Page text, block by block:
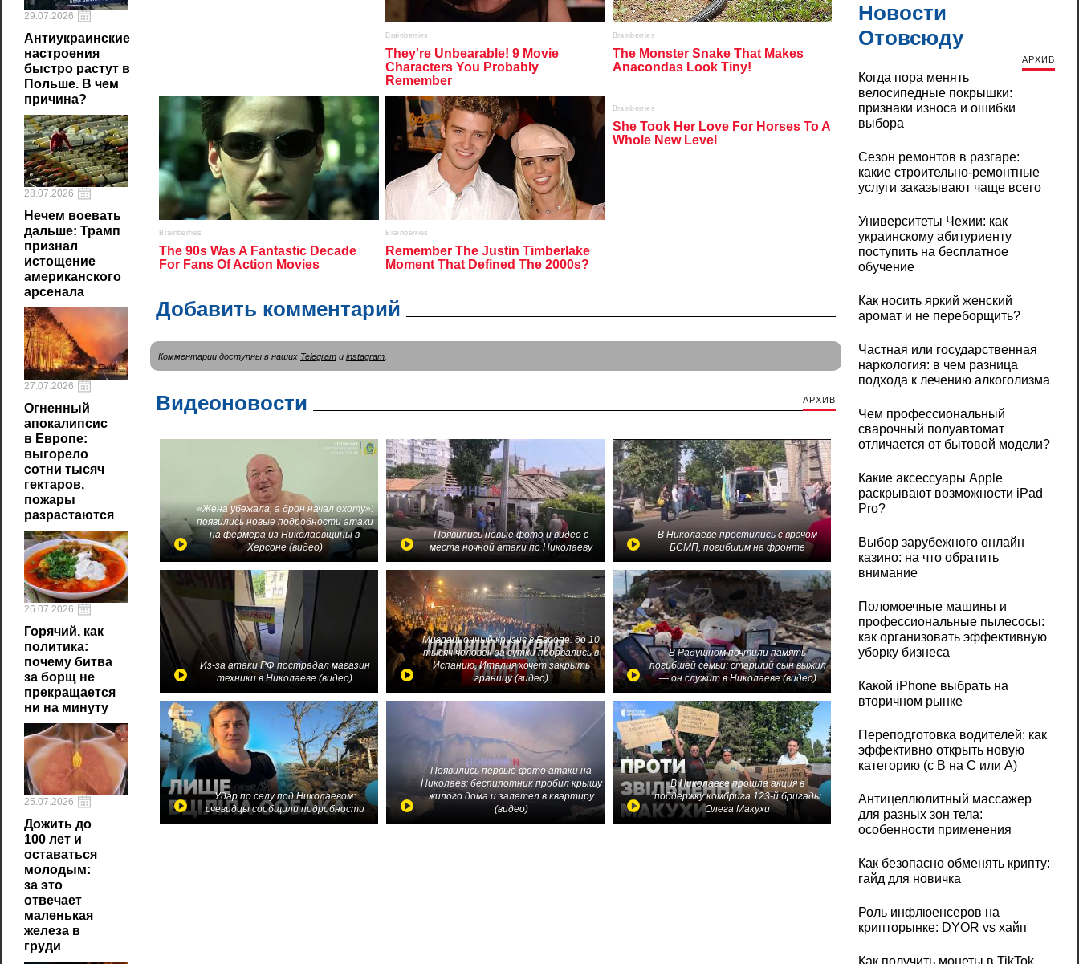
29.07.2026
Антиукраинские
настроения
быстро растут в
Польше. В чем
причина?
28.07.2026
Нечем воевать
дальше: Трамп
признал
истощение
американского
арсенала
27.07.2026
Огненный
апокалипсис
в Европе:
выгорело
сотни тысяч
гектаров,
пожары
разрастаются
26.07.2026
Горячий, как
политика:
почему битва
за борщ не
прекращается
ни на минуту
25.07.2026
Дожить до
100 лет и
оставаться
молодым:
за это
отвечает
маленькая
железа в
груди
Добавить комментарий
Комментарии доступны в наших Telegram и instagram
Видеоновости АРХИВ
«Жена убежала, а дрон начал охоту»:
появились новые подробности атаки
на фермера из Николаевщины в
Херсоне (видео)
Появились новые фото и видео с
места ночной атаки по Николаеву
В Николаеве простились с врачом
БСМП, погибшим на фронте
Из-за атаки РФ пострадал магазин
техники в Николаеве (видео)
Миграционный кризис в Европе: до 10
тысяч человек за сутки прорвались в
Испанию, Италия хочет закрыть
границу (видео)
В Радушном почтили память
погибшей семьи: старший сын выжил
— он служит в Николаеве (видео)
Удар по селу под Николаевом:
очевидцы сообщили подробности
Появились первые фото атаки на
Николаев: беспилотник пробил крышу
жилого дома и залетел в квартиру
(видео)
В Николаеве прошла акция в
поддержку комбрига 123-й бригады
Олега Макухи
Новости
Отовсюду
АРХИВ
Когда пора менять
велосипедные покрышки:
признаки износа и ошибки
выбора
Сезон ремонтов в разгаре:
какие строительно-ремонтные
услуги заказывают чаще всего
Университеты Чехии: как
украинскому абитуриенту
поступить на бесплатное
обучение
Как носить яркий женский
аромат и не переборщить?
Частная или государственная
наркология: в чем разница
подхода к лечению алкоголизма
Чем профессиональный
сварочный полуавтомат
отличается от бытовой модели?
Какие аксессуары Apple
раскрывают возможности iPad
Pro?
Выбор зарубежного онлайн
казино: на что обратить
внимание
Поломоечные машины и
профессиональные пылесосы:
как организовать эффективную
уборку бизнеса
Какой iPhone выбрать на
вторичном рынке
Переподготовка водителей: как
эффективно открыть новую
категорию (с B на C или А)
Антицеллюлитный массажер
для разных зон тела:
особенности применения
Как безопасно обменять крипту:
гайд для новичка
Роль инфлюенсеров на
крипторынке: DYOR vs хайп